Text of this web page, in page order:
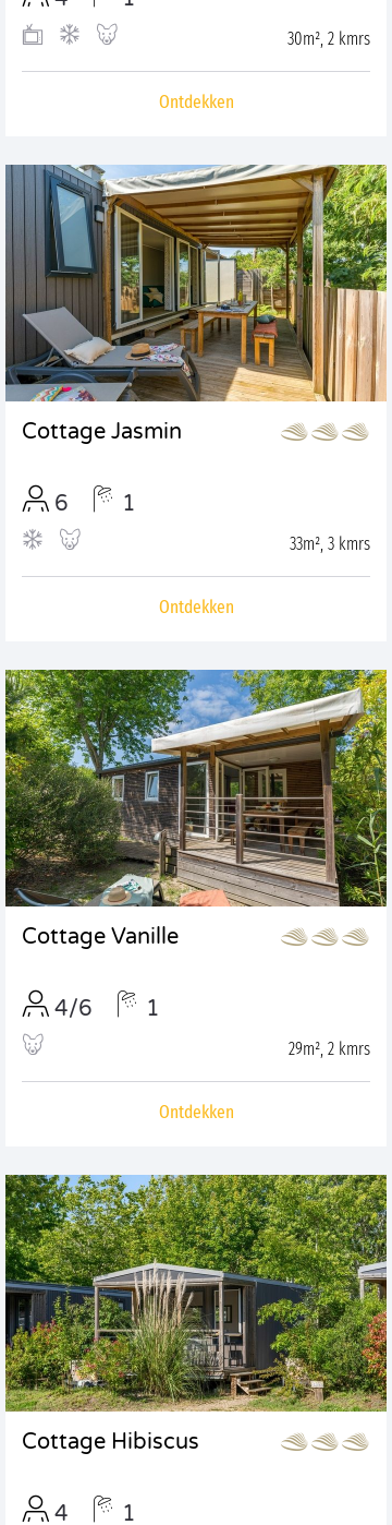
30m², 2 kmrs
Ontdekken
Cottage Jasmin
6 1
33m², 3 kmrs
Ontdekken
Cottage Vanille
4/6 1
29m², 2 kmrs
Ontdekken
Cottage Hibiscus
4 1